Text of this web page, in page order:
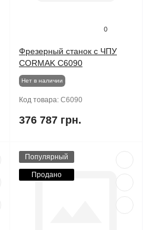
0
Фрезерный станок с ЧПУ
CORMAK C6090
Нет в наличии
Код товара: C6090
376 787 грн.
Популярный
Продано